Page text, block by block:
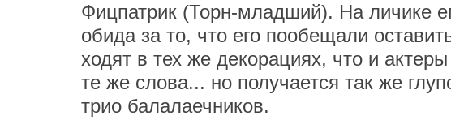
Фицпатрик (Торн-младший). На личике
обида за то, что его пообещали
ходят в тех же декорациях, что и
те же слова... но получается так же
трио балалаечников.